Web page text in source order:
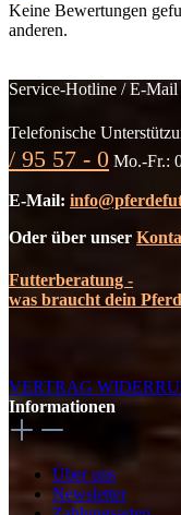
Keine Bewertungen
anderen.
Service-Hotline / E-Mail
Telefonische
/ 95 57 - 0 Mo.-Fr.:
E-Mail:
Oder über unser
Futterberatung -
was braucht dein
VERTRAG
Informationen
Über uns
Newsletter